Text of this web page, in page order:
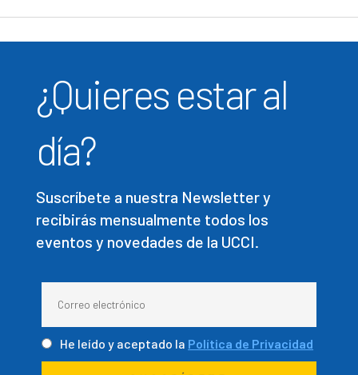
¿Quieres estar al
día?
Suscríbete a nuestra Newsletter y
recibirás mensualmente todos los
eventos y novedades de la UCCI.
He leído y aceptado la Política de Privacidad